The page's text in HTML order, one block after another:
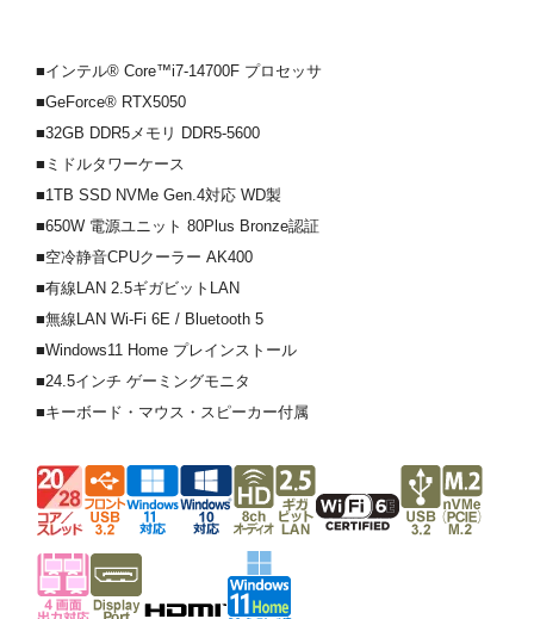
■インテル® Core™i7-14700F プロセッサ
■GeForce® RTX5050
■32GB DDR5メモリ DDR5-5600
■ミドルタワーケース
■1TB SSD NVMe Gen.4対応 WD製
■650W 電源ユニット 80Plus Bronze認証
■空冷静音CPUクーラー AK400
■有線LAN 2.5ギガビットLAN
■無線LAN Wi-Fi 6E / Bluetooth 5
■Windows11 Home プレインストール
■24.5インチ ゲーミングモニタ
■キーボード・マウス・スピーカー付属